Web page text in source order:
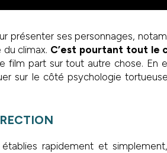
présenter ses personnages,
du climax. C’est pourtant tout le
film part sur tout autre chose. En
sur le côté psychologie
rapidement et